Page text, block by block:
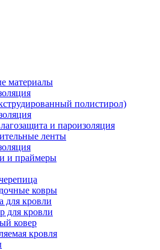
материалы
полистирол)
и пароизоляция
ленты
и праймеры
ковры
для кровли
для кровли
ковер
кровля